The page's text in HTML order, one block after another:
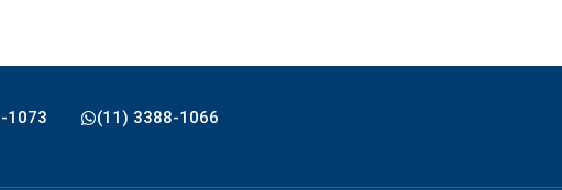
1073 (11) 3388-1066